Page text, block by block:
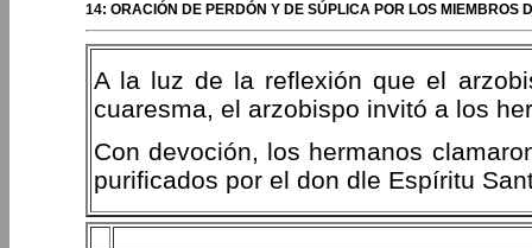
14: ORACIÓN DE PERDÓN Y DE SÚPLICA POR LOS MIEMBROS
A la luz de la reflexión que el
cuaresma, el arzobispo invitó a los
Con devoción, los hermanos
purificados por el don dle Espíritu